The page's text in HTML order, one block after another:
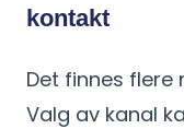
kontakt
Det finnes flere
Valg av kanal